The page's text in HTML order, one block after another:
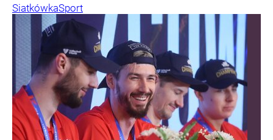
SiatkówkaSport